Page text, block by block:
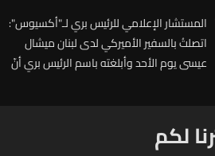
المستشار الإعلامي للرئيس بري لـ"أكسيوس":
اتصلتُ بالسفير الأميركي لدى لبنان ميشال
عيسى يوم الأحد وأبلغته باسم الرئيس بري أنّ
لكم